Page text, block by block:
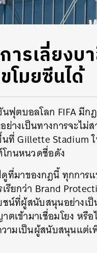
ารเลี่ยงบ
โมยซีนได้
นฟุตบอลโลก FIFA มี
างเป็นทางการจะไ
ที่ Gillette Stadium
กนหนวดชื่อดัง
ที่มาของกฎนี้ ทุกการ
รียกว่า Brand
น์ที่ผู้สนับสนุนอย่างเ
เข้ามาเชื่อมโยง หรื
ามเป็นผู้สนับสนุนแต่